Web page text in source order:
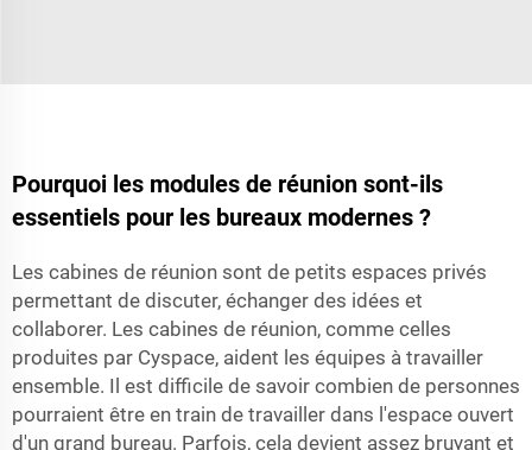
Pourquoi les modules de réunion sont-ils
essentiels pour les bureaux modernes ?
Les cabines de réunion sont de petits espaces privés
permettant de discuter, échanger des idées et
collaborer. Les cabines de réunion, comme celles
produites par Cyspace, aident les équipes à travailler
ensemble. Il est difficile de savoir combien de personnes
pourraient être en train de travailler dans l'espace ouvert
d'un grand bureau. Parfois, cela devient assez bruyant et